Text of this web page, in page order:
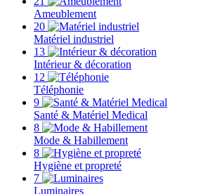
Ameublement
20
Matériel industriel
13
Intérieur & décoration
12
Téléphonie
9
Santé & Matériel Medical
8
Mode & Habillement
8
Hygiène et propreté
7
Luminaires